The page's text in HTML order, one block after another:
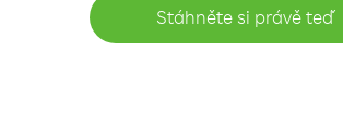
Stáhněte si právě teď